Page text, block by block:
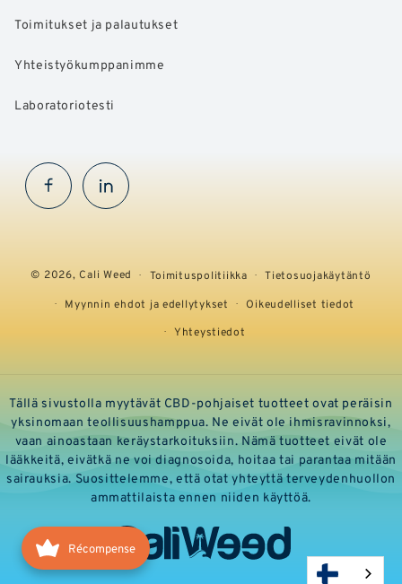
Toimitukset ja palautukset
Yhteistyökumppanimme
Laboratoriotesti
FacebookInstaGram
© 2026,Cali Weed Toimituspolitiikka
Tietosuojakäytäntö
Myynnin ehdot ja edellytykset
Oikeudelliset tiedot
Yhteystiedot
Tällä sivustolla myytävät CBD-pohjaiset tuotteet ovat peräisin
yksinomaan teollisuushamppua. Ne eivät ole ihmisravinnoksi,
vaan ainoastaan keräystarkoituksiin. Nämä tuotteet eivät ole
lääkkeitä, eivätkä ne voi diagnosoida, hoitaa tai parantaa mitään
sairauksia. Suosittelemme, että otat yhteyttä terveydenhuollon
ammattilaista ennen niiden käyttöä.
Récompense